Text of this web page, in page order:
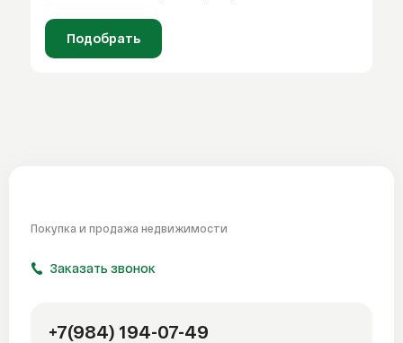
Подобрать
Покупка и продажа недвижимости
Заказать звонок
+7(984) 194-07-49